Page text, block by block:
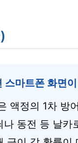
스마트폰 화면
액정의 1차 방
동전 등 날카